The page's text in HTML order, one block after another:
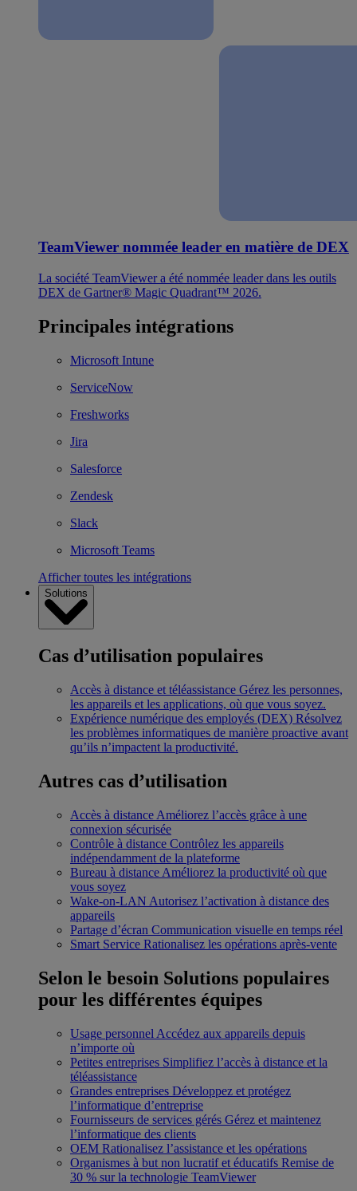
TeamViewer nommée leader en matière de DEX
La société TeamViewer a été nommée leader dans les outils
DEX de Gartner® Magic Quadrant™ 2026.
Principales intégrations
Microsoft Intune
ServiceNow
Freshworks
Jira
Salesforce
Zendesk
Slack
Microsoft Teams
Afficher toutes les intégrations
Solutions
Cas d’utilisation populaires
Accès à distance et téléassistance Gérez les personnes,
les appareils et les applications, où que vous soyez.
Expérience numérique des employés (DEX) Résolvez
les problèmes informatiques de manière proactive avant
qu’ils n’impactent la productivité.
Autres cas d’utilisation
Accès à distance Améliorez l’accès grâce à une
connexion sécurisée
Contrôle à distance Contrôlez les appareils
indépendamment de la plateforme
Bureau à distance Améliorez la productivité où que
vous soyez
Wake-on-LAN Autorisez l’activation à distance des
appareils
Partage d’écran Communication visuelle en temps réel
Smart Service Rationalisez les opérations après-vente
Selon le besoin Solutions populaires
pour les différentes équipes
Usage personnel Accédez aux appareils depuis
n’importe où
Petites entreprises Simplifiez l’accès à distance et la
téléassistance
Grandes entreprises Développez et protégez
l’informatique d’entreprise
Fournisseurs de services gérés Gérez et maintenez
l’informatique des clients
OEM Rationalisez l’assistance et les opérations
Organismes à but non lucratif et éducatifs Remise de
30 % sur la technologie TeamViewer